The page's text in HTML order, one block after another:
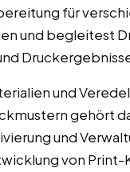
für
und begleitest
und
gehört
und
von Print-